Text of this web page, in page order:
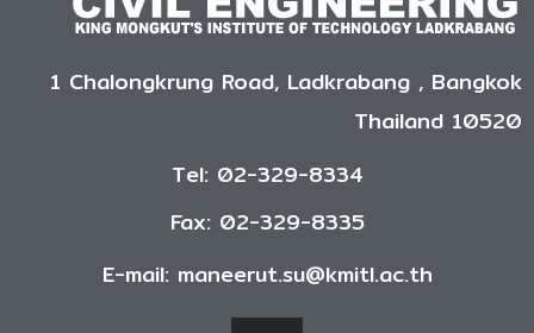
1 Chalongkrung Road, Ladkrabang , Bangkok
Thailand 10520
Tel: 02-329-8334
Fax: 02-329-8335
E-mail: maneerut.su@kmitl.ac.th